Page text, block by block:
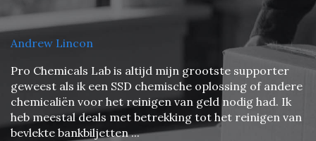
Andrew Lincon
Pro Chemicals Lab is altijd mijn grootste supporter
geweest als ik een SSD chemische oplossing of andere
chemicaliën voor het reinigen van geld nodig had. Ik
heb meestal deals met betrekking tot het reinigen van
bevlekte bankbiljetten ...